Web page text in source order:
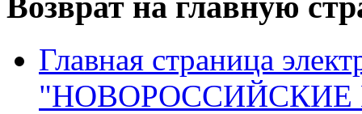
Главная страница
"НОВОРОССИЙСКИЕ